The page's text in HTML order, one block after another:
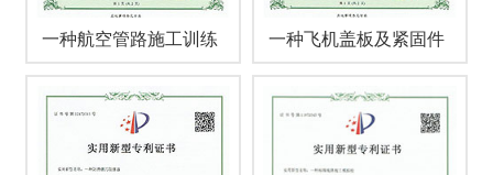
一种航空管路施工训练
设备
一种飞机盖板及紧固件
拆装训练设备